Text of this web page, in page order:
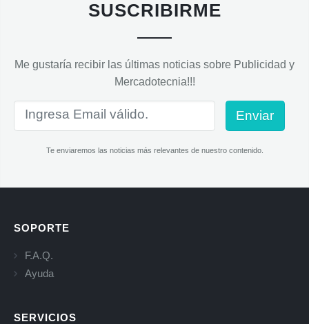
SUSCRIBIRME
Me gustaría recibir las últimas noticias sobre Publicidad y
Mercadotecnia!!!
Enviar
Te enviaremos las noticias más relevantes de nuestro contenido.
SOPORTE
F.A.Q.
Ayuda
SERVICIOS